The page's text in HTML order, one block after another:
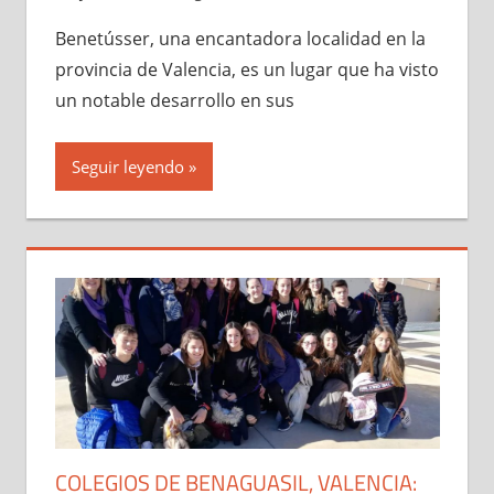
Benetússer, una encantadora localidad en la
provincia de Valencia, es un lugar que ha visto
un notable desarrollo en sus
Seguir leyendo
COLEGIOS DE BENAGUASIL, VALENCIA: